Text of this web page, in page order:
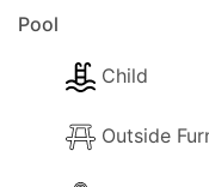
Pool
Child
Outside